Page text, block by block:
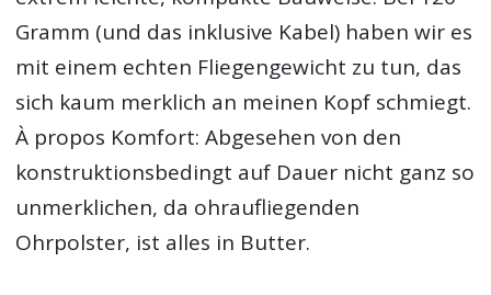
Gramm (und das inklusive Kabel) haben wir es
mit einem echten Fliegengewicht zu tun, das
sich kaum merklich an meinen Kopf schmiegt.
À propos Komfort: Abgesehen von den
konstruktionsbedingt auf Dauer nicht ganz so
unmerklichen, da ohraufliegenden
Ohrpolster, ist alles in Butter.